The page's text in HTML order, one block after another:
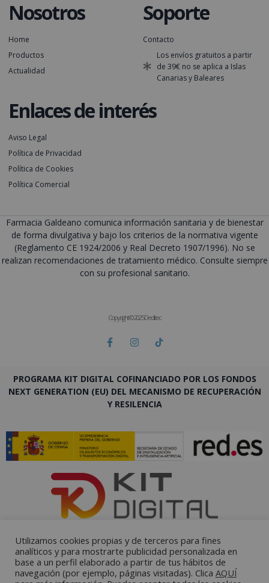
Nosotros
Home
Productos
Actualidad
Soporte
Contacto
Los envíos gratuitos a partir
de 39€ no se aplica a Islas
Canarias y Baleares
Enlaces de interés
Aviso Legal
Política de Privacidad
Política de Cookies
Política Comercial
Farmacia Galdeano comunica información sanitaria y de bienestar
de forma divulgativa y bajo los criterios de la normativa vigente
(Reglamento CE 1924/2006 y Real Decreto 1907/1996). No se
realizan recomendaciones de tratamiento médico. Consulte siempre
con su profesional sanitario.
Copyright © 2025 Deditec
PROGRAMA KIT DIGITAL COFINANCIADO POR LOS FONDOS
NEXT GENERATION (EU) DEL MECANISMO DE RECUPERACIÓN
Y RESILENCIA
Utilizamos cookies propias y de terceros para fines
analíticos y para mostrarte publicidad personalizada en
base a un perfil elaborado a partir de tus hábitos de
navegación (por ejemplo, páginas visitadas). Clica AQUÍ